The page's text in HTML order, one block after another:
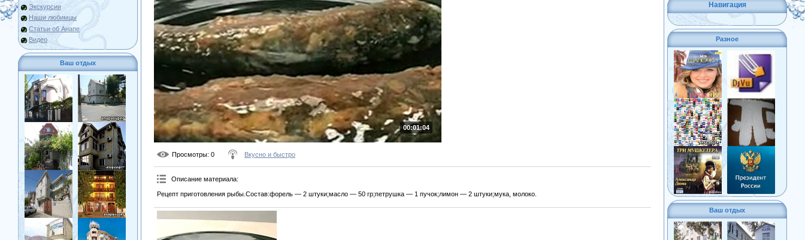
Экскурсии
Наши любимцы
Статьи об Анапе
Видео
Ваш отдых
00:01:04
Просмотры: 0 Вкусно и быстро
Описание материала:
Рецепт приготовления рыбы.Состав:форель — 2 штуки;масло — 50 гр;петрушка — 1 пучок;лимон — 2 штуки;мука, молоко.
Навигация
Разное
Ваш отдых